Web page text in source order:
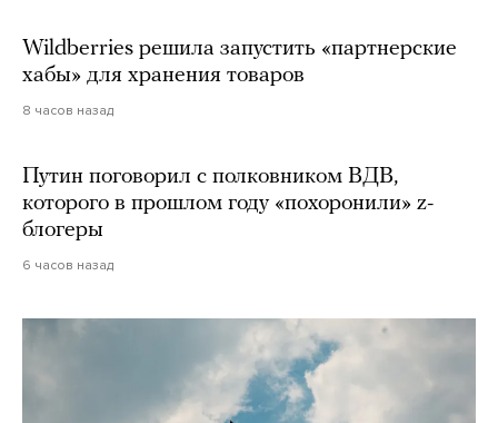
Wildberries решила запустить «партнерские
хабы» для хранения товаров
8 часов назад
Путин поговорил с полковником ВДВ,
которого в прошлом году «похоронили» z-
блогеры
6 часов назад